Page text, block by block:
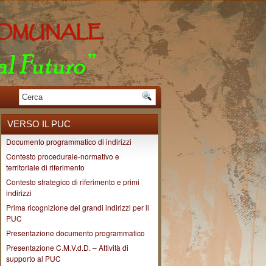
VERSO IL PUC
Documento programmatico di indirizzi
Contesto procedurale-normativo e
territoriale di riferimento
Contesto strategico di riferimento e primi
indirizzi
Prima ricognizione dei grandi indirizzi per il
PUC
Presentazione documento programmatico
Presentazione C.M.V.d.D. – Attività di
supporto al PUC